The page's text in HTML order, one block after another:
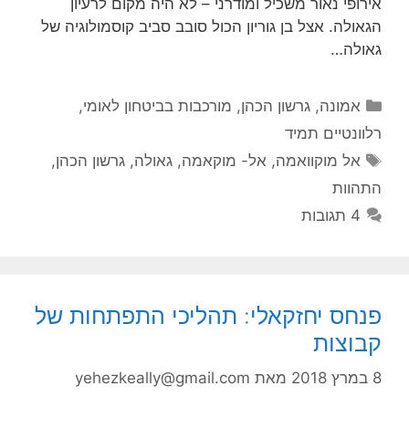
הגאולה. אצל בן גוריון הכול סובב סביב קוסמולוגיה של
גאולה…
קטגוריות
אמונה,גרשון הכהן, מורכבות בביטחון לאומי,
רלוונטיים תמיד
תגיות
אל מוקוואמה, אל- מוקאמה,גאולה,גרשון הכהן,
התהוות
4 תגובות
פנחס יחזקאלי: תהליכי התפתחות של
קבוצות
8 במרץ 2018 מאת yehezkeally@gmail.com